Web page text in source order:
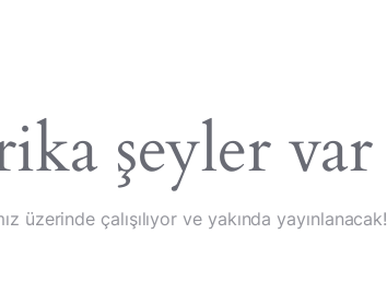
şeyler var
üzerinde çalışılıyor ve yakında yayınlanacak!